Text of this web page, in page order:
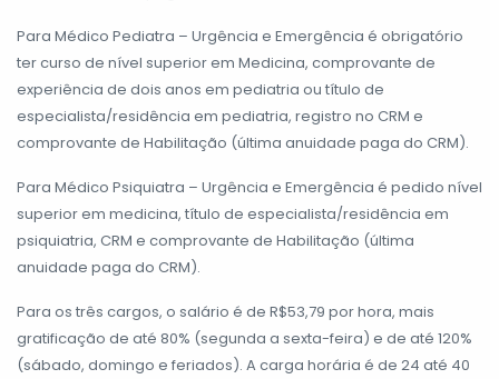
Para Médico Pediatra – Urgência e Emergência é obrigatório
ter curso de nível superior em Medicina, comprovante de
experiência de dois anos em pediatria ou título de
especialista/residência em pediatria, registro no CRM e
comprovante de Habilitação (última anuidade paga do CRM).
Para Médico Psiquiatra – Urgência e Emergência é pedido nível
superior em medicina, título de especialista/residência em
psiquiatria, CRM e comprovante de Habilitação (última
anuidade paga do CRM).
Para os três cargos, o salário é de R$53,79 por hora, mais
gratificação de até 80% (segunda a sexta-feira) e de até 120%
(sábado, domingo e feriados). A carga horária é de 24 até 40